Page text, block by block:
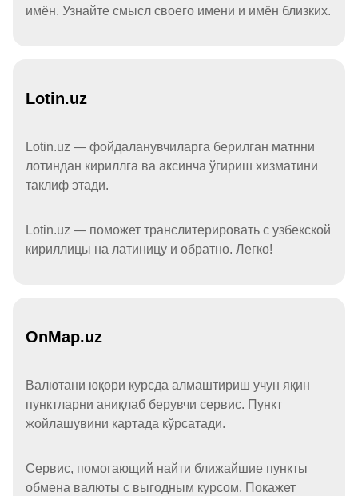
имён. Узнайте смысл своего имени и имён близких.
Lotin.uz
Lotin.uz — фойдаланувчиларга берилган матнни
лотиндан кириллга ва аксинча ўгириш хизматини
таклиф этади.
Lotin.uz — поможет транслитерировать с узбекской
кириллицы на латиницу и обратно. Легко!
OnMap.uz
Валютани юқори курсда алмаштириш учун яқин
пунктларни аниқлаб берувчи сервис. Пункт
жойлашувини картада кўрсатади.
Сервис, помогающий найти ближайшие пункты
обмена валюты с выгодным курсом. Покажет